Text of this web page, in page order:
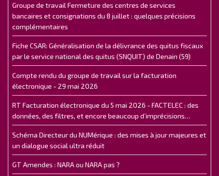
Groupe de travail Fermeture des centres de services
bancaires et consignations du 8 juillet : quelques précisions
complémentaires
Fiche CSAR: Généralisation de la délivrance des quitus fiscaux
par le service national des quitus (SNQUIT) de Denain (59)
Compte rendu du groupe de travail sur la facturation
électronique - 29 mai 2026
RT Facturation électronique du 5 mai 2026 - FACTELEC : des
données, des filtres, et encore beaucoup d’imprécisions…
Schéma Directeur du NUMérique : des mises à jour majeures et
un dialogue social ultra réduit
GT Amendes : NARA ou NARA pas ?